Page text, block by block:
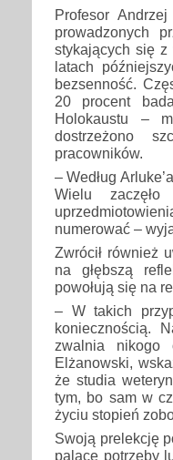
Profesor
prowadzonych
stykających się z
latach
bezsenność.
20 procent
Holokaustu –
dostrzeżono
pracowników.
– Według
Wielu
numerować –
Zwrócił również
na głębszą
powołują się na
– W takich
koniecznością.
zwalnia nikogo
Elżanowski,
że studia
tym, bo sam w
życiu stopień
Swoją prelekcję
palące potrzeby